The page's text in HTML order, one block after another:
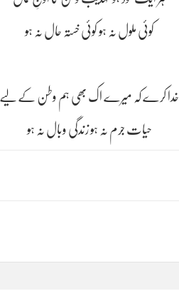
کوئی ملول نہ ہو کوئی خستہ حال نہ ہو
خدا کرے کہ میرے اک بھی ہم وطن کے لیے
حیات جرم نہ ہو زندگی وبال نہ ہو